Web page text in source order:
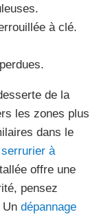
à clé.
de la
les zones plus
dans le
serrurier à
offre une
pensez
Un dépannage